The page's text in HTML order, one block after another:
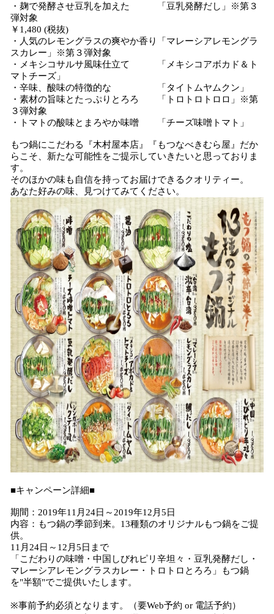
・麹で発酵させ豆乳を加えた 「豆乳発酵だし」※第３
弾対象
￥1,480 (税抜)
・人気のレモングラスの爽やか香り「マレーシアレモングラ
スカレー」※第３弾対象
・メキシコサルサ風味仕立て 「メキシコアボカド＆ト
マトチーズ」
・辛味、酸味の特徴的な 「タイトムヤムクン」
・素材の旨味とたっぷりとろろ 「トロトロトロロ」※第
３弾対象
・トマトの酸味とまろやか味噌 「チーズ味噌トマト」
もつ鍋にこだわる『木村屋本店』『もつなべきむら屋』だか
らこそ、新たな可能性をご提示していきたいと思っておりま
す。
そのほかの味も自信を持ってお届けできるクオリティー。
あなた好みの味、見つけてみてください。
■キャンペーン詳細■
期間：2019年11月24日～2019年12月5日
内容：もつ鍋の季節到来。13種類のオリジナルもつ鍋をご提
供。
11月24日～12月5日まで
「こだわりの味噌・中国しびれピリ辛坦々・豆乳発酵だし・
マレーシアレモングラスカレー・トロトロとろろ」もつ鍋
を"半額"でご提供いたします。
※事前予約必須となります。（要Web予約 or 電話予約）